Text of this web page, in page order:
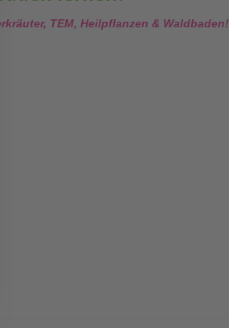
TEM, Heilpflanzen & Waldbaden!